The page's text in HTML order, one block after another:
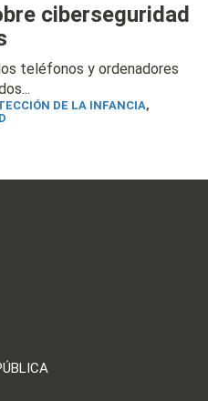
ciberseguridad
teléfonos y ordenadores
DE LA INFANCIA,